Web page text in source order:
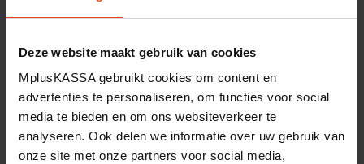
Deze website maakt gebruik van cookies
MplusKASSA gebruikt cookies om content en
advertenties te personaliseren, om functies voor social
media te bieden en om ons websiteverkeer te
analyseren. Ook delen we informatie over uw gebruik van
onze site met onze partners voor social media,
Ook helpt het om voorraadbeheer zoveel
mogelijk te automatiseren. Wanneer
medewerkers realtime inzicht hebben in
voorraadgegevens, kunnen menselijke